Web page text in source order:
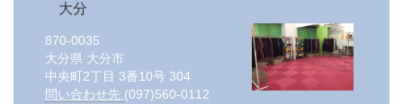
大分
870-0035
大分県 大分市
中央町2丁目 3番10号 304
問い合わせ先 (097)560-0112